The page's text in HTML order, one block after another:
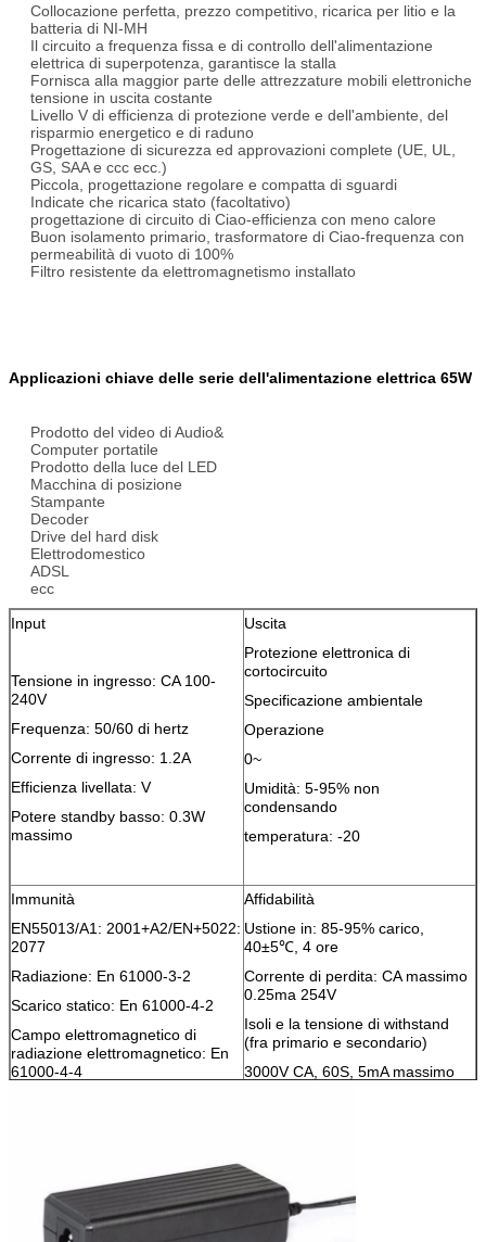
Collocazione perfetta, prezzo competitivo, ricarica per litio e la
batteria di NI-MH
Il circuito a frequenza fissa e di controllo dell'alimentazione
elettrica di superpotenza, garantisce la stalla
Fornisca alla maggior parte delle attrezzature mobili elettroniche
tensione in uscita costante
Livello V di efficienza di protezione verde e dell'ambiente, del
risparmio energetico e di raduno
Progettazione di sicurezza ed approvazioni complete (UE, UL,
GS, SAA e ccc ecc.)
Piccola, progettazione regolare e compatta di sguardi
Indicate che ricarica stato (facoltativo)
progettazione di circuito di Ciao-efficienza con meno calore
Buon isolamento primario, trasformatore di Ciao-frequenza con
permeabilità di vuoto di 100%
Filtro resistente da elettromagnetismo installato
Applicazioni chiave delle serie dell'alimentazione elettrica 65W
Prodotto del video di Audio&
Computer portatile
Prodotto della luce del LED
Macchina di posizione
Stampante
Decoder
Drive del hard disk
Elettrodomestico
ADSL
ecc
Input
Tensione in ingresso: CA 100-
240V
Frequenza: 50/60 di hertz
Corrente di ingresso: 1.2A
Efficienza livellata: V
Potere standby basso: 0.3W
massimo
Uscita
Protezione elettronica di
cortocircuito
Specificazione ambientale
Operazione
0~
Umidità: 5-95% non
condensando
temperatura: -20
Immunità
EN55013/A1: 2001+A2/EN+5022:
2077
Radiazione: En 61000-3-2
Scarico statico: En 61000-4-2
Campo elettromagnetico di
radiazione elettromagnetico: En
61000-4-4
La tensione interrompe o varia:
En 61000-4-11
Affidabilità
Ustione in: 85-95% carico,
40±5℃, 4 ore
Corrente di perdita: CA massimo
0.25ma 254V
Isoli e la tensione di withstand
(fra primario e secondario)
3000V CA, 60S, 5mA massimo
Certificati ed approvazioni
Funzione di protezione